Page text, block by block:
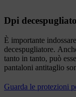
Dpi
È importante
decespugliatore.
tanto in tanto, può
pantaloni antitaglio
Guarda le protezioni